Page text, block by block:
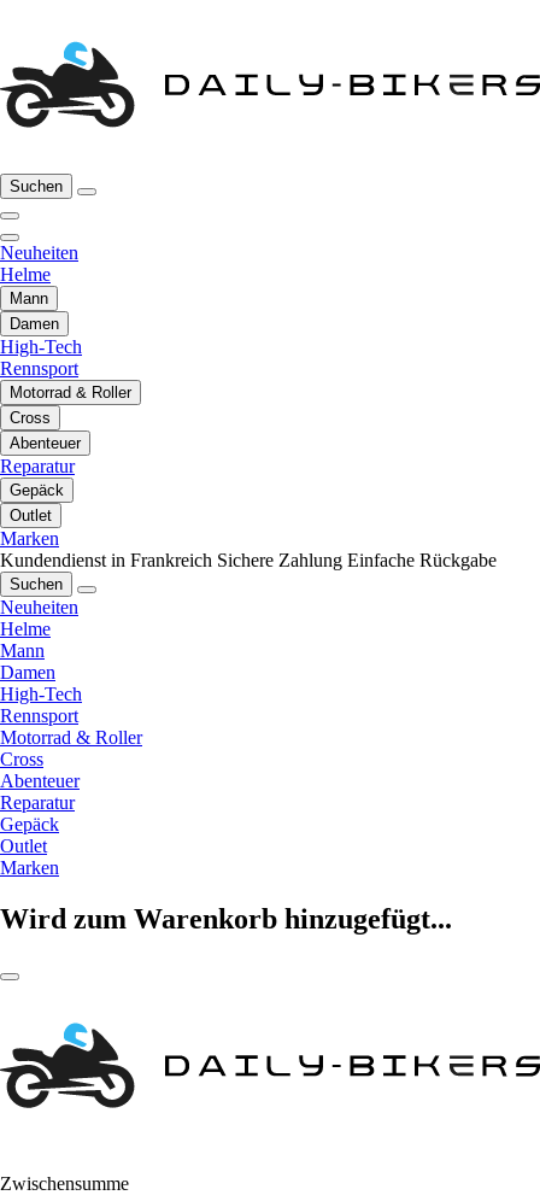
Suchen
Neuheiten
Helme
Mann
Damen
High-Tech
Rennsport
Motorrad & Roller
Cross
Abenteuer
Reparatur
Gepäck
Outlet
Marken
Kundendienst in Frankreich Sichere Zahlung Einfache Rückgabe
Suchen
Neuheiten
Helme
Mann
Damen
High-Tech
Rennsport
Motorrad & Roller
Cross
Abenteuer
Reparatur
Gepäck
Outlet
Marken
Wird zum Warenkorb hinzugefügt...
Zwischensumme